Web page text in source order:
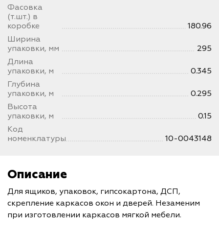
Фасовка
(т.шт.) в
коробке
180.96
Ширина
упаковки, мм
295
Длина
упаковки, м
0.345
Глубина
упаковки, м
0.295
Высота
упаковки, м
0.15
Код
номенклатуры
10-0043148
Описание
Для ящиков, упаковок, гипсокартона, ДСП,
скрепление каркасов окон и дверей. Незаменим
при изготовлении каркасов мягкой мебели.